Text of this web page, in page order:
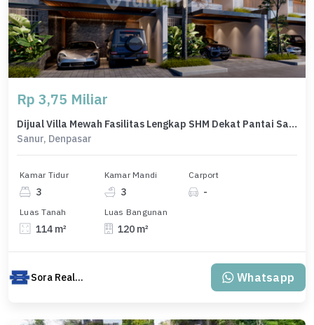
Rp 3,75 Miliar
Dijual Villa Mewah Fasilitas Lengkap SHM Dekat Pantai Sanur Bali
Sanur, Denpasar
Kamar Tidur
3
Kamar Mandi
3
Carport
-
Luas Tanah
114 m²
Luas Bangunan
120 m²
Sora Realty Bali Whatsapp